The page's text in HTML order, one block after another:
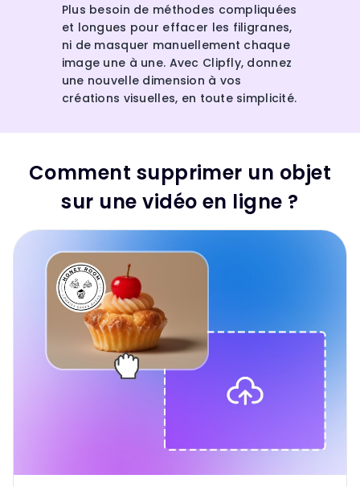
Plus besoin de méthodes compliquées
et longues pour effacer les filigranes,
ni de masquer manuellement chaque
image une à une. Avec Clipfly, donnez
une nouvelle dimension à vos
créations visuelles, en toute simplicité.
Comment supprimer un objet
sur une vidéo en ligne ?